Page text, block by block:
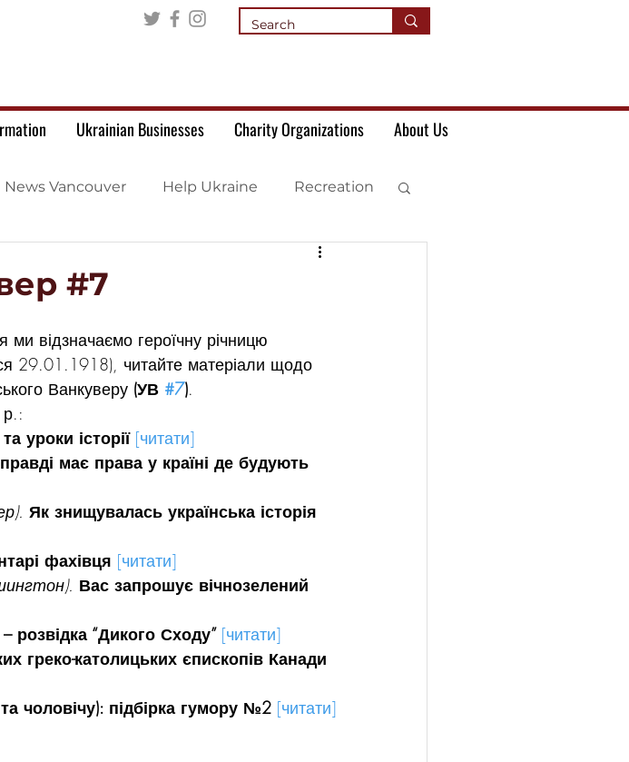
Ukrainian Businesses Charity Organizations About Us
News Vancouver Help Ukraine Recreation
#7
відзначаємо героїчну річницю
29.01.1918), читайте матеріали щодо
Ванкуверу (УВ #7).
уроки історії [читати]
має права у країні де будують
Як знищувалась українська історія
фахівця [читати]
Вас запрошує вічнозелений
розвідка “Дикого Сходу” [читати]
греко-католицьких єпископів Канади
чоловічу): підбірка гумору №2 [читати]